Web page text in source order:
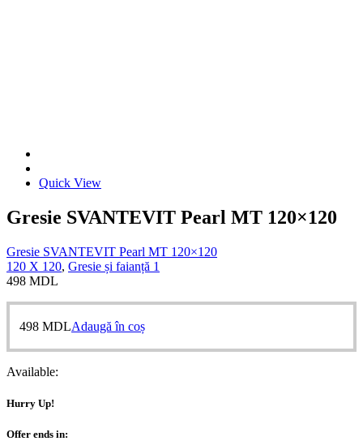
Quick View
Gresie SVANTEVIT Pearl MT 120×120
Gresie SVANTEVIT Pearl MT 120×120
120 X 120, Gresie și faianță 1
498 MDL
498 MDLAdaugă în coș
Available:
Hurry Up!
Offer ends in: